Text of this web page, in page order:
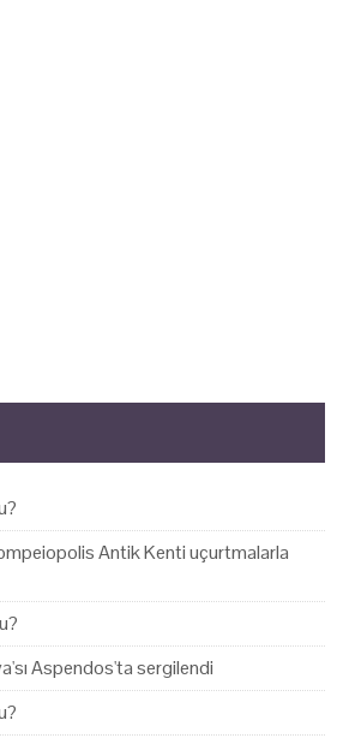
Antik Kenti uçurtmalarla
Aspendos'ta sergilendi